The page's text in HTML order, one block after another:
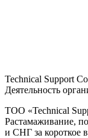
Technical Support
Деятельность
ТОО «Technical
Растамаживание,
и СНГ за короткое